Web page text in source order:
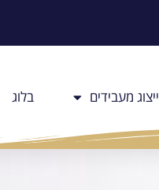
ייצוג מעבידים בלוג